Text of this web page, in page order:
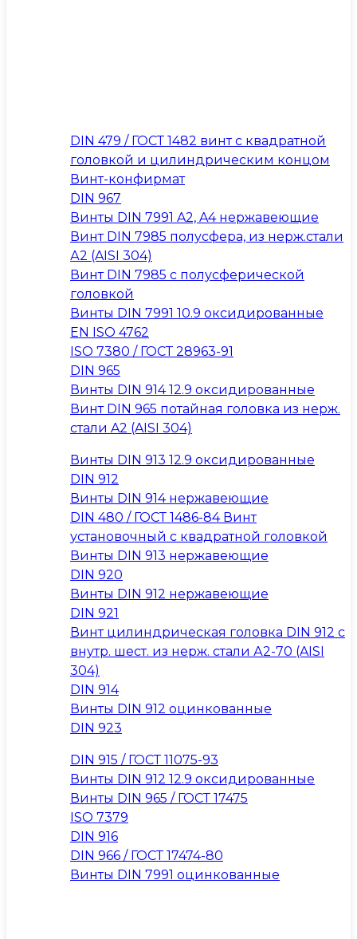
DIN 479 / ГОСТ 1482 винт с квадратной
головкой и цилиндрическим концом
Винт-конфирмат
DIN 967
Винты DIN 7991 A2, A4 нержавеющие
Винт DIN 7985 полусфера, из нерж.стали
А2 (AISI 304)
Винт DIN 7985 с полусферической
головкой
Винты DIN 7991 10.9 оксидированные
EN ISO 4762
ISO 7380 / ГОСТ 28963-91
DIN 965
Винты DIN 914 12.9 оксидированные
Винт DIN 965 потайная головка из нерж.
стали A2 (AISI 304)
Винты DIN 913 12.9 оксидированные
DIN 912
Винты DIN 914 нержавеющие
DIN 480 / ГОСТ 1486-84 Винт
установочный с квадратной головкой
Винты DIN 913 нержавеющие
DIN 920
Винты DIN 912 нержавеющие
DIN 921
Винт цилиндрическая головка DIN 912 с
внутр. шест. из нерж. стали А2-70 (AISI
304)
DIN 914
Винты DIN 912 оцинкованные
DIN 923
DIN 915 / ГОСТ 11075-93
Винты DIN 912 12.9 оксидированные
Винты DIN 965 / ГОСТ 17475
ISO 7379
DIN 916
DIN 966 / ГОСТ 17474-80
Винты DIN 7991 оцинкованные